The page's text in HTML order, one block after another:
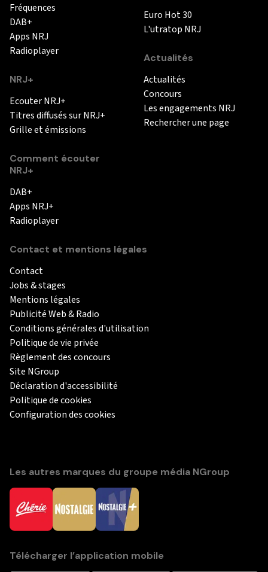
Fréquences
DAB+
Apps NRJ
Radioplayer
NRJ+
Ecouter NRJ+
Titres diffusés sur NRJ+
Grille et émissions
Comment écouter
NRJ+
DAB+
Apps NRJ+
Radioplayer
Euro Hot 30
L'utratop NRJ
Actualités
Actualités
Concours
Les engagements NRJ
Rechercher une page
Contact et mentions légales
Contact
Jobs & stages
Mentions légales
Publicité Web & Radio
Conditions générales d'utilisation
Politique de vie privée
Règlement des concours
Site NGroup
Déclaration d'accessibilité
Politique de cookies
Configuration des cookies
Les autres marques du groupe média NGroup
Télécharger l’application mobile